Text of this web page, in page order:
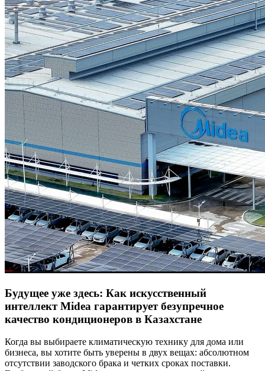
Будущее уже здесь: Как искусственный
интеллект Midea гарантирует безупречное
качество кондиционеров в Казахстане
Когда вы выбираете климатическую технику для дома или
бизнеса, вы хотите быть уверены в двух вещах: абсолютном
отсутствии заводского брака и четких сроках поставки.